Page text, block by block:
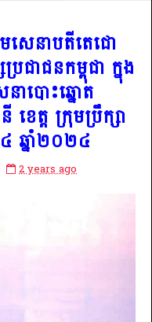
សេនាបតីតេជោ
ាជនកម្ពុជា ក្នុង
ាបោះឆ្នោត
ខេត្ត ក្រុមប្រឹក្សា
ឆ្នាំ២០២៤
2 years ago